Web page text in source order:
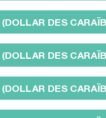
DES
DES
DES